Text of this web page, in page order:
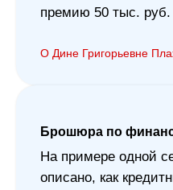
премию 50 тыс. руб.
О Дине Григорьевне
Брошюра по
На примере одной
описано, как